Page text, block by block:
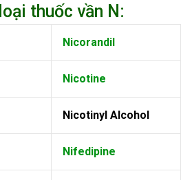
thuốc vần N:
Nicorandil
Nicotine
Nicotinyl Alcohol
Nifedipine